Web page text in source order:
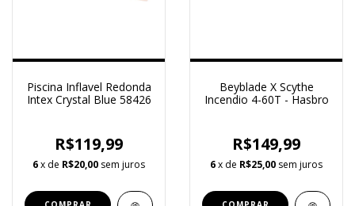
Piscina Inflavel Redonda
Intex Crystal Blue 58426
R$119,99
6x de R$20,00 sem juros
Beyblade X Scythe
Incendio 4-60T - Hasbro
R$149,99
6x de R$25,00 sem juros